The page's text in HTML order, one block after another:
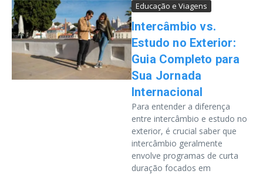
Educação e Viagens
Intercâmbio vs.
Estudo no Exterior:
Guia Completo para
Sua Jornada
Internacional
Para entender a diferença
entre intercâmbio e estudo no
exterior, é crucial saber que
intercâmbio geralmente
envolve programas de curta
duração focados em